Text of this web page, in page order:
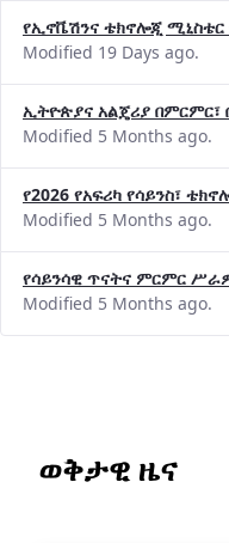
የኢኖቬሽንና ቴክኖሎጂ ሚኒስቴር
Modified 19 Days ago.
ኢትዮጵያና አልጄሪያ በምርምር፣
Modified 5 Months ago.
የ2026 የአፍሪካ የሳይንስ፣
Modified 5 Months ago.
የሳይንሳዊ ጥናትና ምርምር
Modified 5 Months ago.
ወቅታዊ ዜና